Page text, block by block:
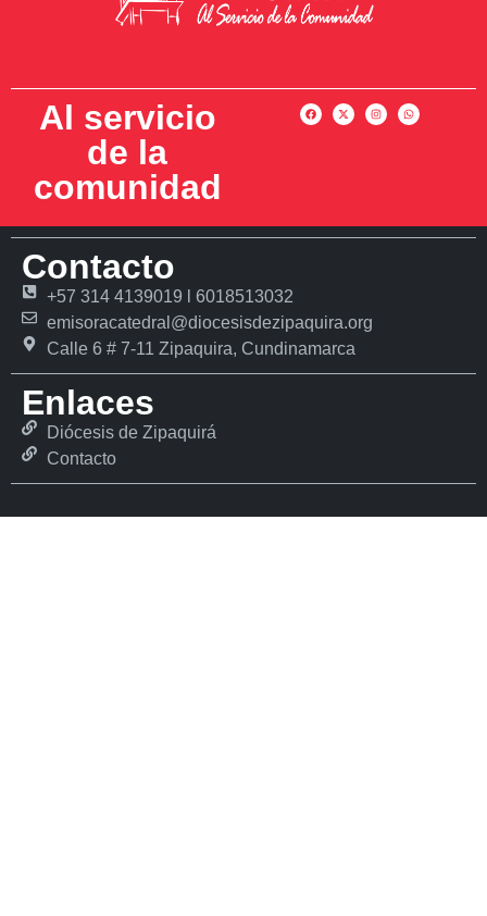
Al servicio
de la
comunidad
Contacto
+57 314 4139019 l 6018513032
emisoracatedral@diocesisdezipaquira.org
Calle 6 # 7-11 Zipaquira, Cundinamarca
Enlaces
Diócesis de Zipaquirá
Contacto